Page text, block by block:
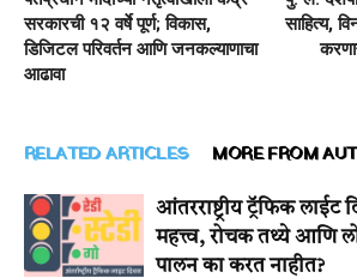
सरकारची १२ वर्षे पूर्ण; विकास,
डिजिटल परिवर्तन आणि जनकल्याणाचा
आढावा
साहित्य,
RELATED ARTICLES MORE FROM
आंतरराष्ट्रीय ट्रॅफिक लाईट
महत्त्व, रोचक तथ्ये आणि
पालन का करत नाहीत?